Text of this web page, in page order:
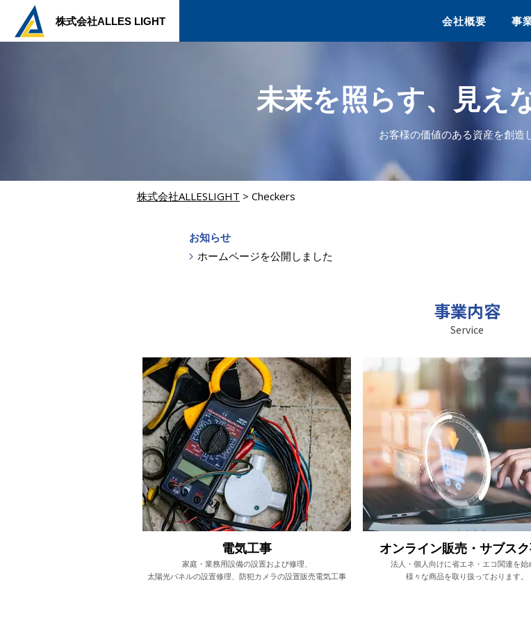
株式会社ALLES LIGHT
未来を照らす、見え
お客様の価値のある資産を創造
株式会社ALLESLIGHT > Checkers
会社概要 事
お知らせ
ホームページを公開しました
事業内容
Service
電気工事
家庭・業務用設備の設置および修理、
太陽光パネルの設置修理、防犯カメラの設置販売電気工事
オンライン販売・サブス
法人・個人向けに省エネ・エコ関連を始
様々な商品を取り扱っております。